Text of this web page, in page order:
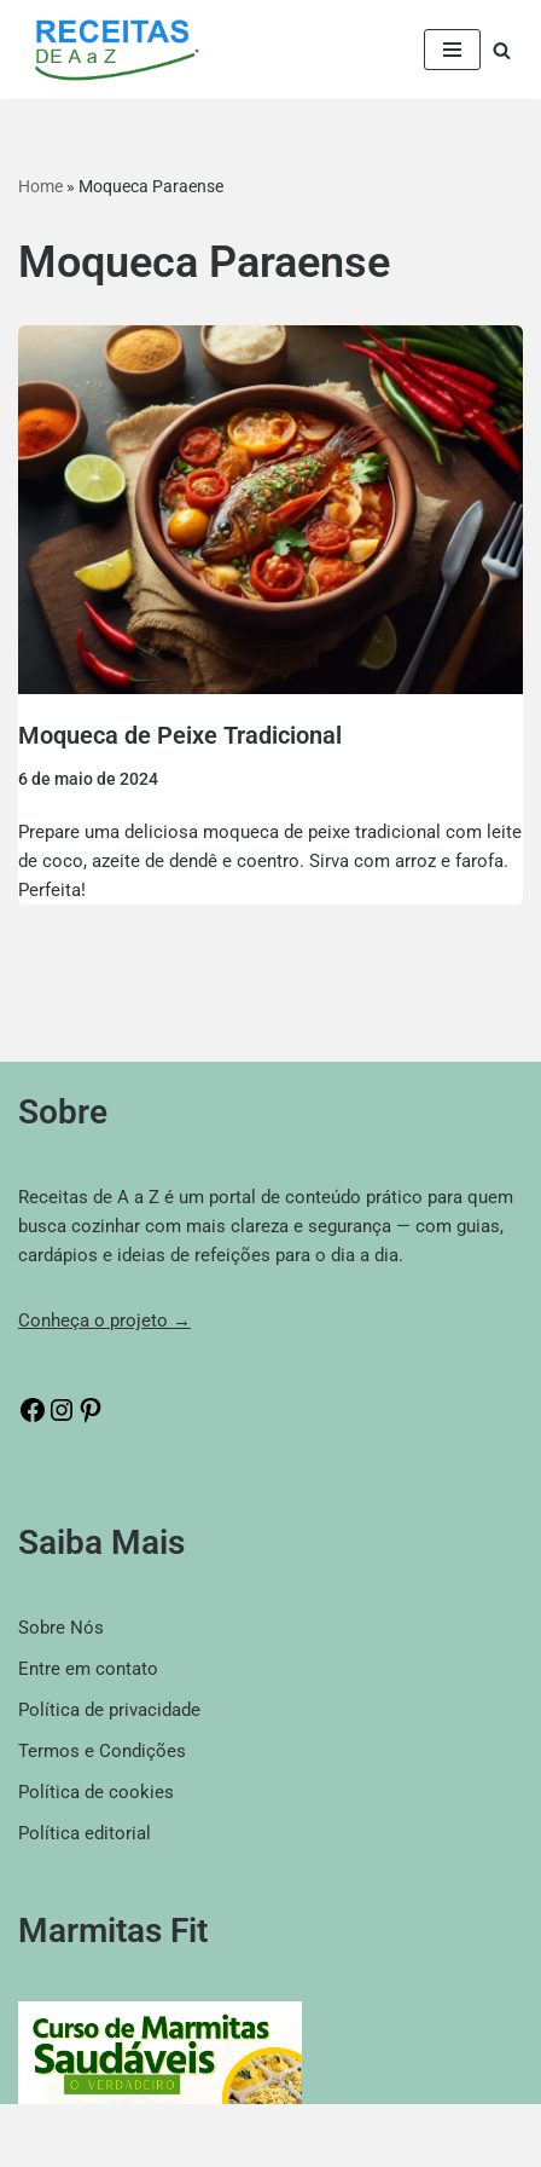
Pular
Home » Moqueca Paraense
Moqueca Paraense
Moqueca de Peixe Tradicional
6 de maio de 2024
Prepare uma deliciosa moqueca de peixe tradicional com leite
de coco, azeite de dendê e coentro. Sirva com arroz e farofa.
Perfeita!
Sobre
Receitas de A a Z é um portal de conteúdo prático para quem
busca cozinhar com mais clareza e segurança — com guias,
cardápios e ideias de refeições para o dia a dia.
Conheça o projeto →
Saiba Mais
Sobre Nós
Entre em contato
Política de privacidade
Termos e Condições
Política de cookies
Política editorial
Marmitas Fit